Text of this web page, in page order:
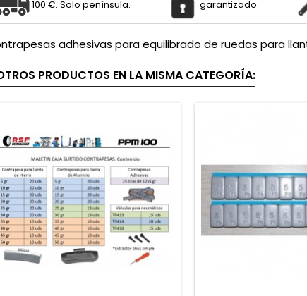
100 €. Solo península.
garantizado.
adhesivas para equilibrado de ruedas para
PRODUCTOS EN LA MISMA CATEGORÍA: